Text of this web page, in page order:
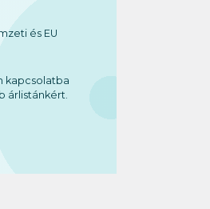
és EU
kapcsolatba
árlistánkért.